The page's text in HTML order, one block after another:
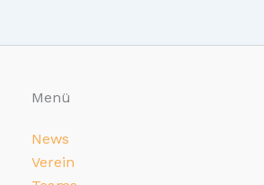
Menü
News
Verein